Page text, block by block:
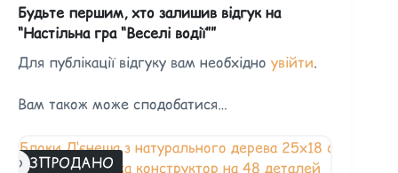
Будьте першим, хто залишив відгук на
“Настільна гра “Веселі водії””
Для публікації відгуку вам необхідно увійти
Вам також може сподобатися…
РОЗПРОДАНО